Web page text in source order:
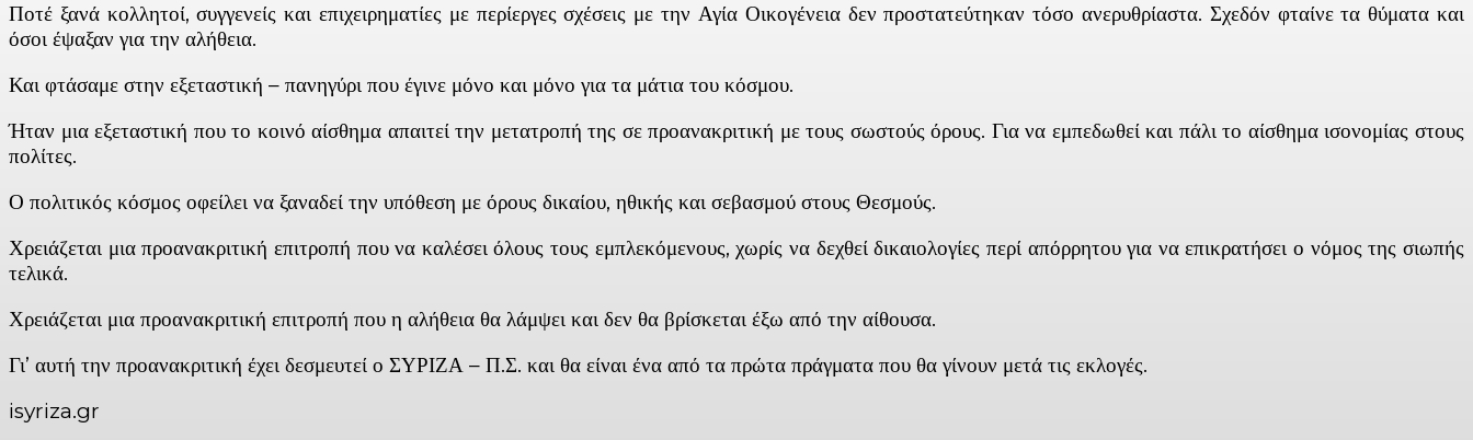
Ποτέ ξανά κολλητοί, συγγενείς και επιχειρηματίες με περίεργες σχέσεις με την Αγία Οικογένεια δεν προστατεύτηκαν τόσο ανερυθρίαστα. Σχεδόν φταίνε τα θύματα και
όσοι έψαξαν για την αλήθεια.
Και φτάσαμε στην εξεταστική – πανηγύρι που έγινε μόνο και μόνο για τα μάτια του κόσμου.
Ήταν μια εξεταστική που το κοινό αίσθημα απαιτεί την μετατροπή της σε προανακριτική με τους σωστούς όρους. Για να εμπεδωθεί και πάλι το αίσθημα ισονομίας στους
πολίτες.
Ο πολιτικός κόσμος οφείλει να ξαναδεί την υπόθεση με όρους δικαίου, ηθικής και σεβασμού στους Θεσμούς.
Χρειάζεται μια προανακριτική επιτροπή που να καλέσει όλους τους εμπλεκόμενους, χωρίς να δεχθεί δικαιολογίες περί απόρρητου για να επικρατήσει ο νόμος της σιωπής
τελικά.
Χρειάζεται μια προανακριτική επιτροπή που η αλήθεια θα λάμψει και δεν θα βρίσκεται έξω από την αίθουσα.
Γι’ αυτή την προανακριτική έχει δεσμευτεί ο ΣΥΡΙΖΑ – Π.Σ. και θα είναι ένα από τα πρώτα πράγματα που θα γίνουν μετά τις εκλογές.
isyriza.gr